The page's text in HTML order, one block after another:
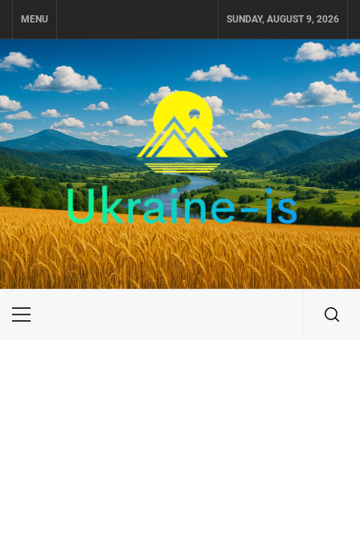
MENU SUNDAY, AUGUST 9, 2026
UKRAINE-IS
ПУТЕШЕСТВИЕ ПО УКРАИНЕ
Primary